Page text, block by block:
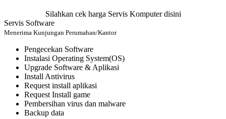
Silahkan cek harga Servis Komputer disini
Servis Software
Menerima Kunjungan Perumahan/Kantor
Pengecekan Software
Instalasi Operating System(OS)
Upgrade Software & Aplikasi
Install Antivirus
Request install aplikasi
Request Install game
Pembersihan virus dan malware
Backup data